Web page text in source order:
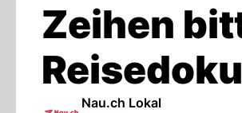
Zeihen
Nau.ch Lokal